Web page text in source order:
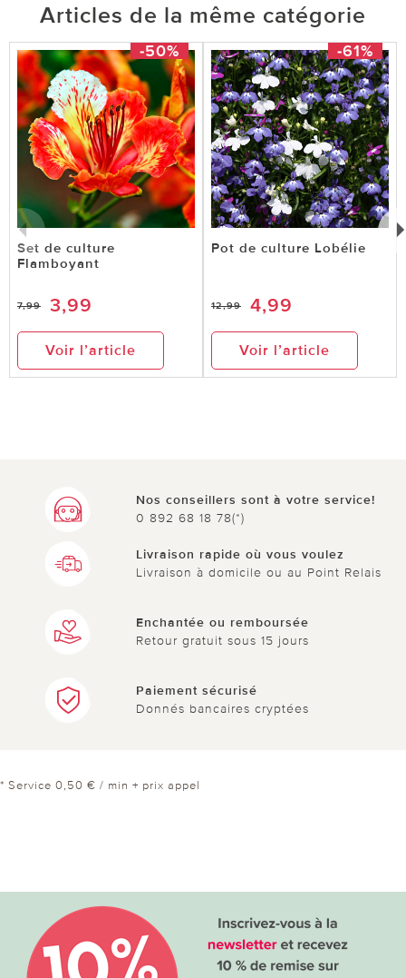
Articles de la même catégorie
-50%
Set de culture
Flamboyant
7,99 3,99
Voir l’article
-61%
Pot de culture Lobélie
12,99 4,99
Voir l’article
Nos conseillers sont à votre service!
0 892 68 18 78(*)
Livraison rapide où vous voulez
Livraison à domicile ou au Point Relais
Enchantée ou remboursée
Retour gratuit sous 15 jours
Paiement sécurisé
Donnés bancaires cryptées
* Service 0,50 € / min + prix appel